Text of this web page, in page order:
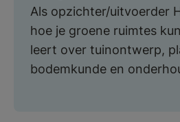
Als opzichter/uitvoerder
hoe je groene ruimtes
leert over tuinontwerp,
bodemkunde en